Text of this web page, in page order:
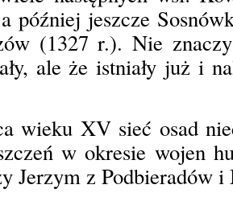
później jeszcze
(1327 r.). Nie
ale że istniały już i
wieku XV sieć osad
w okresie wojen
Jerzym z Podbieradów